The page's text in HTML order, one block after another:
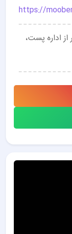
https://
از اداره پست،